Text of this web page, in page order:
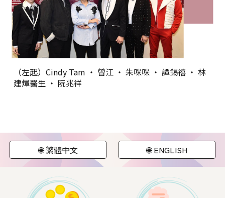
（左起）Cindy Tam ‧ 曾江 ‧ 朱咪咪 ‧ 譚錫禧 ‧ 林
建煇醫生 ‧ 阮兆祥
🌐 繁體中文 🌐 ENGLISH